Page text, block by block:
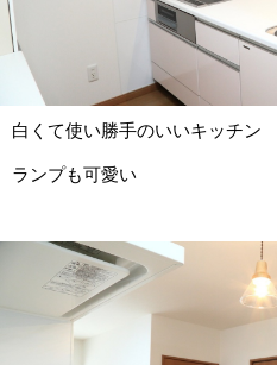
白くて使い勝手のいいキッチン
ランプも可愛い